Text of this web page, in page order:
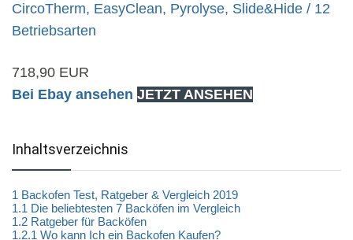
CircoTherm, EasyClean, Pyrolyse, Slide&Hide / 12
Betriebsarten
718,90 EUR
Bei Ebay ansehen JETZT ANSEHEN
Inhaltsverzeichnis
1 Backofen Test, Ratgeber & Vergleich 2019
1.1 Die beliebtesten 7 Backöfen im Vergleich
1.2 Ratgeber für Backöfen
1.2.1 Wo kann Ich ein Backofen Kaufen?